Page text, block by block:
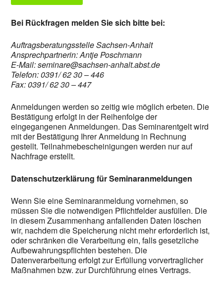
Bei Rückfragen melden Sie sich bitte bei:
Auftragsberatungsstelle Sachsen-Anhalt
Ansprechpartnerin: Antje Poschmann
E-Mail: seminare@sachsen-anhalt.abst.de
Telefon: 0391/ 62 30 – 446
Fax: 0391/ 62 30 – 447
Anmeldungen werden so zeitig wie möglich erbeten. Die
Bestätigung erfolgt in der Reihenfolge der
eingegangenen Anmeldungen. Das Seminarentgelt wird
mit der Bestätigung Ihrer Anmeldung in Rechnung
gestellt. Teilnahmebescheinigungen werden nur auf
Nachfrage erstellt.
Datenschutzerklärung für Seminaranmeldungen
Wenn Sie eine Seminaranmeldung vornehmen, so
müssen Sie die notwendigen Pflichtfelder ausfüllen. Die
in diesem Zusammenhang anfallenden Daten löschen
wir, nachdem die Speicherung nicht mehr erforderlich ist,
oder schränken die Verarbeitung ein, falls gesetzliche
Aufbewahrungspflichten bestehen. Die
Datenverarbeitung erfolgt zur Erfüllung vorvertraglicher
Maßnahmen bzw. zur Durchführung eines Vertrags.